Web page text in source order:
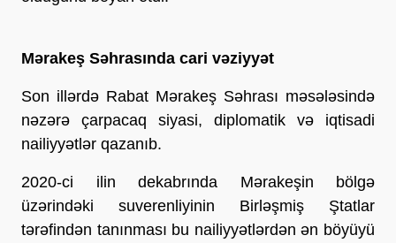
Mərakeş Səhrasında cari vəziyyət
Son illərdə Rabat Mərakeş Səhrası məsələsində
nəzərə çarpacaq siyasi, diplomatik və iqtisadi
nailiyyətlər qazanıb.
2020-ci ilin dekabrında Mərakeşin bölgə
üzərindəki suverenliyinin Birləşmiş Ştatlar
tərəfindən tanınması bu nailiyyətlərdən ən böyüyü